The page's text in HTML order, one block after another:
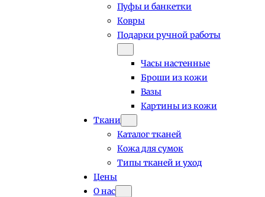
Пуфы и банкетки
Ковры
Подарки ручной работы
Часы настенные
Броши из кожи
Вазы
Картины из кожи
Ткани
Каталог тканей
Кожа для сумок
Типы тканей и уход
Цены
О нас